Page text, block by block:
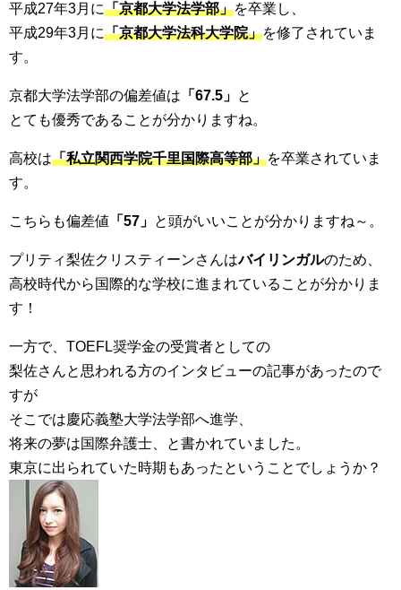
平成27年3月に「京都大学法学部」を卒業し、
平成29年3月に「京都大学法科大学院」を修了されていま
す。
京都大学法学部の偏差値は 「67.5」 と
とても優秀であることが分かりますね。
高校は「私立関西学院千里国際高等部」を卒業されていま
す。
こちらも偏差値 「57」 と頭がいいことが分かりますね～。
プリティ梨佐クリスティーンさんはバイリンガルのため、
高校時代から国際的な学校に進まれていることが分かりま
す！
一方で、TOEFL奨学金の受賞者としての
梨佐さんと思われる方のインタビューの記事があったので
すが
そこでは慶応義塾大学法学部へ進学、
将来の夢は国際弁護士、と書かれていました。
東京に出られていた時期もあったということでしょうか？